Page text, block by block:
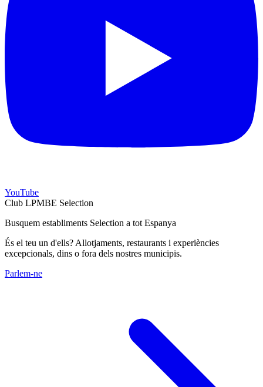
YouTube
Club LPMBE Selection
Busquem establiments Selection a tot Espanya
És el teu un d'ells? Allotjaments, restaurants i experiències
excepcionals, dins o fora dels nostres municipis.
Parlem-ne